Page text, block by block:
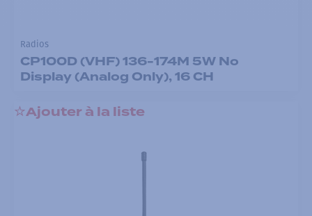
Radios
CP100D (VHF) 136-174M 5W No
Display (Analog Only), 16 CH
Ajouter à la liste